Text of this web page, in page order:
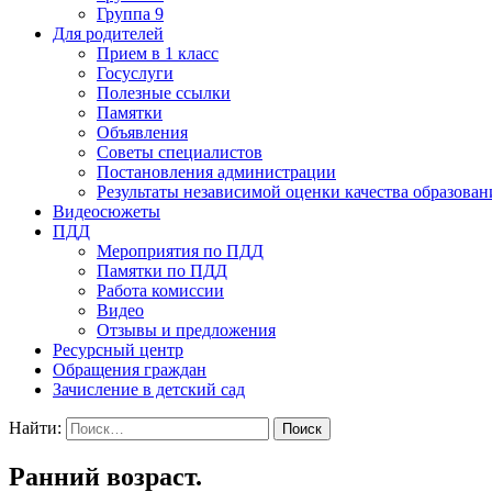
Группа 9
Для родителей
Прием в 1 класс
Госуслуги
Полезные ссылки
Памятки
Объявления
Советы специалистов
Постановления администрации
Результаты независимой оценки качества
Видеосюжеты
ПДД
Мероприятия по ПДД
Памятки по ПДД
Работа комиссии
Видео
Отзывы и предложения
Ресурсный центр
Обращения граждан
Зачисление в детский сад
Найти:
Ранний возраст.